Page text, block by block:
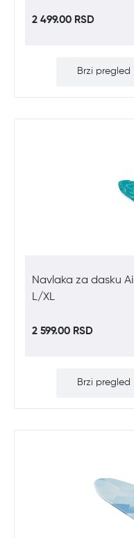
Brzi pregled
2 499.00 RSD
Brzi pregled
Navlaka za dasku
L/XL
2 599.00 RSD